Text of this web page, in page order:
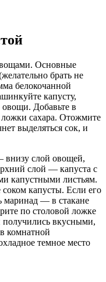
Основные
брать не
белокочанной
капусту,
овощи. Добавьте в
ложки сахара. Отожмите
выделяться сок, и
внизу слой овощей,
слой — капуста с
капустными листьям.
капусты. Если его
маринад — в стакане
по столовой ложке
получились вкусными,
комнатной
темное место